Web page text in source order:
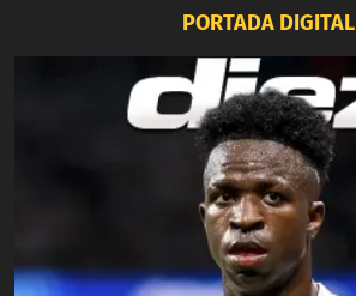
PORTADA DIGITAL